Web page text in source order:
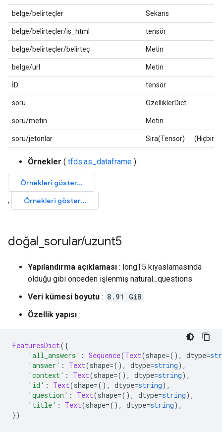
belge/belirteçler Sekans
belge/belirteçler/is_html tensör
belge/belirteçler/belirteç Metin
belge/url Metin
İD tensör
soru ÖzelliklerDict
soru/metin Metin
soru/jetonlar Sıra(Tensor) (Hiçbiri,)
Örnekler ( tfds.as_dataframe ):
doğal sorular/uzunt5
Yapılandırma açıklaması : longT5 kıyaslamasında
olduğu gibi önceden işlenmiş natural_questions
Veri kümesi boyutu : 8.91 GiB
Özellik yapısı :
FeaturesDict({
'all_answers' : Sequence(Text(shape=(), dtype=
'answer' : Text(shape=(), dtype=string),
'context' : Text(shape=(), dtype=string),
'id' : Text(shape=(), dtype=string),
'question' : Text(shape=(), dtype=string),
'title' : Text(shape=(), dtype=string),
})